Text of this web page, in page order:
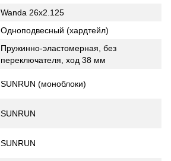
Wanda 26x2.125
Одноподвесный (хардтейл)
Пружинно-эластомерная, без
переключателя, ход 38 мм
SUNRUN (моноблоки)
SUNRUN
SUNRUN